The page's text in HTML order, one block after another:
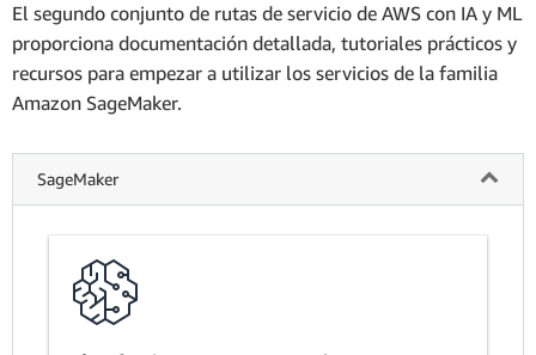
El segundo conjunto de rutas de servicio de AWS con IA y ML
proporciona documentación detallada, tutoriales prácticos y
recursos para empezar a utilizar los servicios de la familia
Amazon SageMaker.
SageMaker